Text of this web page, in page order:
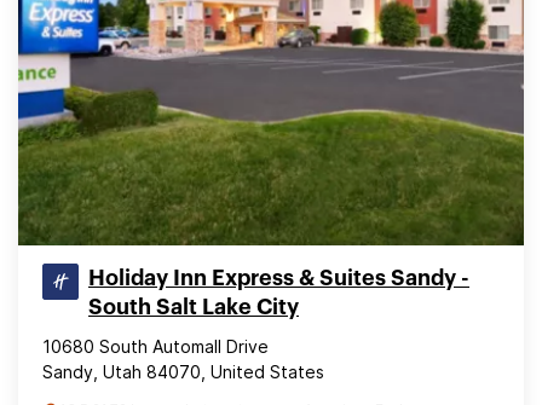
Holiday Inn Express & Suites Sandy -
South Salt Lake City
10680 South Automall Drive
Sandy, Utah 84070, United States